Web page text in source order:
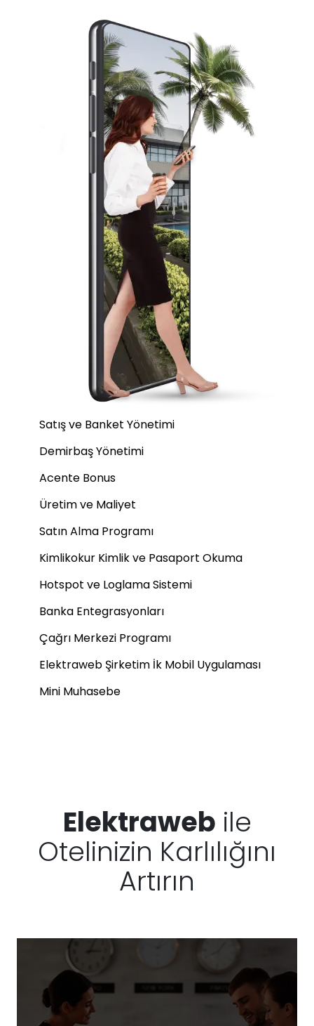
Satış ve Banket Yönetimi
Demirbaş Yönetimi
Acente Bonus
Üretim ve Maliyet
Satın Alma Programı
Kimlikokur Kimlik ve Pasaport Okuma
Hotspot ve Loglama Sistemi
Banka Entegrasyonları
Çağrı Merkezi Programı
Elektraweb Şirketim İk Mobil Uygulaması
Mini Muhasebe
Elektraweb ile
Otelinizin Karlılığını
Artırın